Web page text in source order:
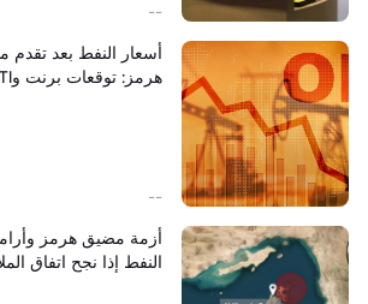
--
أسعار النفط بعد
هرمز: توقعات برنت وWTI
--
أزمة مضيق هرمز
النفط إذا نجح اتفاق